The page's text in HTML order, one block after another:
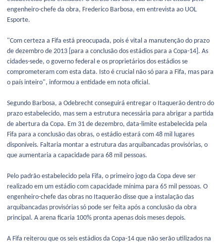
engenheiro-chefe da obra, Frederico Barbosa, em entrevista ao UOL
Esporte.
"Com certeza a Fifa está preocupada, pois é vital a manutenção do prazo
de dezembro de 2013 [para a conclusão dos estádios para a Copa-14]. As
cidades-sede, o governo federal e os proprietários dos estádios se
comprometeram com esta data. Isto é crucial não só para a Fifa, mas para
o país inteiro", informou a entidade em nota oficial.
Segundo Barbosa, a Odebrecht conseguirá entregar o Itaquerão dentro do
prazo estabelecido, mas sem a estrutura necessária para abrigar a partida
de abertura da Copa. Em 31 de dezembro, data-limite estabelecida pela
Fifa para a conclusão das obras, o estádio estará com 48 mil lugares
disponíveis. Faltaria montar a estrutura das arquibancadas provisórias, o
que aumentaria a capacidade para 68 mil pessoas.
Pelo padrão estabelecido pela Fifa, o primeiro jogo da Copa deve ser
realizado em um estádio com capacidade mínima para 65 mil pessoas. O
engenheiro-chefe das obras no Itaquerão disse que a instalação das
arquibancadas provisórias só pode ser feita após a conclusão da obra
principal. A arena ficaria 100% pronta apenas dois meses depois.
A Fifa reiterou que os seis estádios da Copa-14 que não serão utilizados na